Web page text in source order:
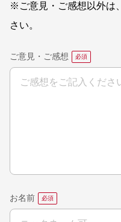
※ご意見・ご感想以外は、
さい。
ご意見・ご感想
お名前